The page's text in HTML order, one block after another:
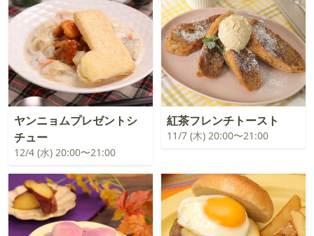
ヤンニョムプレゼントシ
チュー
12/4 (水) 20:00〜21:00
紅茶フレンチトースト
11/7 (木) 20:00〜21:00